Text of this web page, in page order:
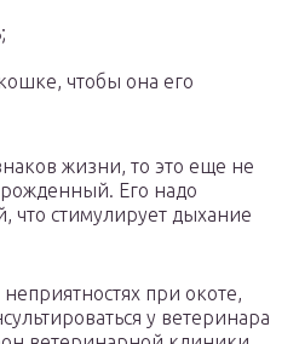
чтобы она его
жизни, то это еще не
Его надо
что стимулирует дыхание
при окоте,
у ветеринара